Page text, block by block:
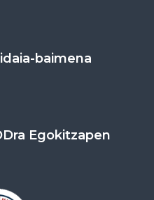
baimena